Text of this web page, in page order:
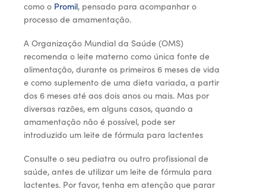
como o Promil, pensado para acompanhar o
processo de amamentação.
A Organização Mundial da Saúde (OMS)
recomenda o leite materno como única fonte de
alimentação, durante os primeiros 6 meses de vida
e como suplemento de uma dieta variada, a partir
dos 6 meses até aos dois anos ou mais. Mas por
diversas razões, em alguns casos, quando a
amamentação não é possível, pode ser
introduzido um leite de fórmula para lactentes
Consulte o seu pediatra ou outro profissional de
saúde, antes de utilizar um leite de fórmula para
lactentes. Por favor, tenha em atenção que parar